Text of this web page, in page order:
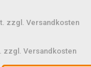
zzgl. Versandkosten
zzgl. Versandkosten